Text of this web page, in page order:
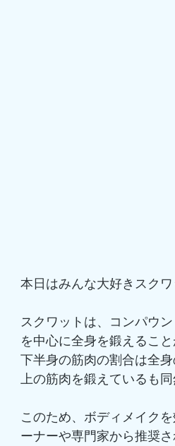
本日はみんな大好きスク
スクワットは、コンパウ
を中心に全身を鍛えるこ
下半身の筋肉の割合は全
上の筋肉を鍛えているも
このため、ボディメイク
ーナーや専門家から推奨